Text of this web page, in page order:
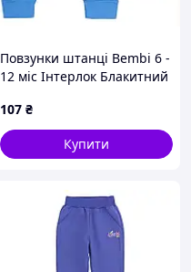
Повзунки штанці Bembi 6 -
12 міс Інтерлок Блакитний
107 ₴
Купити